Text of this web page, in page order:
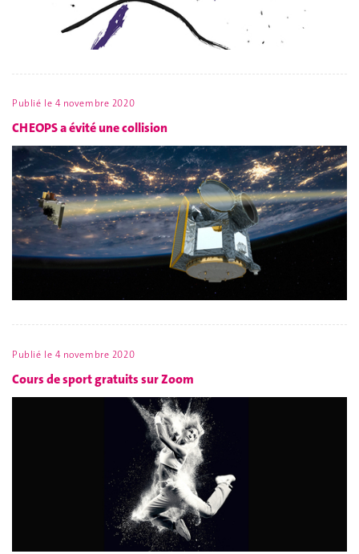
Publié le 4 novembre 2020
CHEOPS a évité une collision
Publié le 4 novembre 2020
Cours de sport gratuits sur Zoom